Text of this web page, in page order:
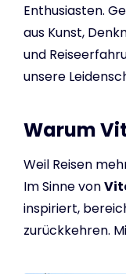
Enthusiasten.
aus Kunst,
und
unsere
Warum
Weil Reisen
Im Sinne von
inspiriert,
zurückkehren.